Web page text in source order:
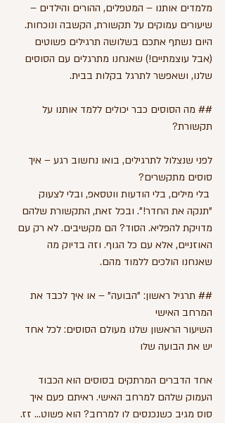
מלמדים אותנו – המטפלים, ההורים והילדים –
שיעורים עמוקים על תקשורת, הקשבה ונוכחות.
היום נשתף אתכם בשלושה תרגילים פשוטים
(אבל עוצמתיים!) שאנחנו מתרגלים עם הסוסים
שלנו, ושאפשר לתרגל בקלות בבית.
## מה הסוסים כבר יכולים ללמד אותנו על
תקשורת?
לפני שנצלול לתרגילים, בואו נחשוב רגע – איך
סוסים מתקשרים?
בלי מילים, בלי הודעות ווטסאפ, ובלי לצעוק
"תנקה את החדר!". ובכל זאת, התקשורת שלהם
מדויקת להפליא. הסוד? הם מקשיבים. לא רק עם
האוזניים, אלא עם כל הגוף. וזה בדיוק מה
שאנחנו הולכים ללמוד מהם.
## תרגיל ראשון: "הבועה" – או איך לכבד את
המרחב האישי
השיעור הראשון שלנו מעולם הסוסים: לכל אחד
יש את הבועה שלו
אחד הדברים המרתקים בסוסים הוא הכבוד
העמוק שלהם למרחב האישי. ראיתם פעם איך
סוס מגיב כשנכנסים לו למרחב? הוא פשוט... זז.